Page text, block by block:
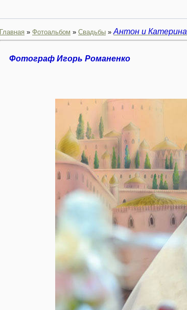
Главная » Фотоальбом » Свадьбы »Антон и Катерина
Фотограф Игорь Романенко